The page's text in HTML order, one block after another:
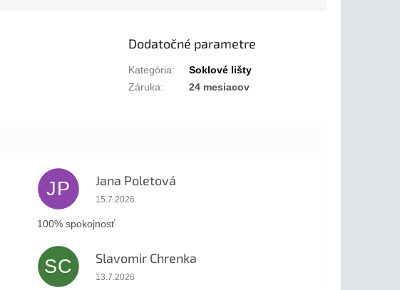
Dodatočné parametre
Kategória:
Soklové lišty
Záruka: 24 mesiacov
JP Jana Poletová
Hodnotenie obchodu je 5 z 5 hviezdičiek.
15.7.2026
100% spokojnosť
SC Slavomir Chrenka
Hodnotenie obchodu je 5 z 5 hviezdičiek.
13.7.2026